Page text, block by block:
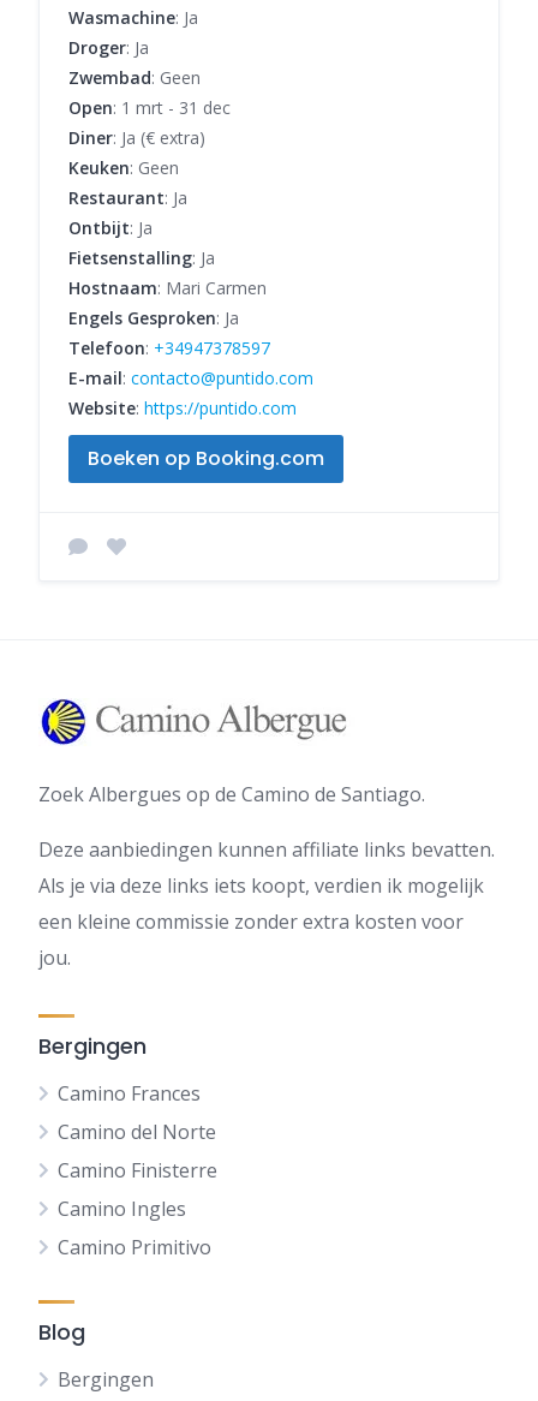
Wasmachine: Ja
Droger: Ja
Zwembad: Geen
Open: 1 mrt - 31 dec
Diner: Ja (€ extra)
Keuken: Geen
Restaurant: Ja
Ontbijt: Ja
Fietsenstalling: Ja
Hostnaam: Mari Carmen
Engels Gesproken: Ja
Telefoon: +34947378597
E-mail: contacto@puntido.com
Website: https://puntido.com
Boeken op Booking.com
Zoek Albergues op de Camino de Santiago.
Deze aanbiedingen kunnen affiliate links bevatten.
Als je via deze links iets koopt, verdien ik mogelijk
een kleine commissie zonder extra kosten voor
jou.
Bergingen
Camino Frances
Camino del Norte
Camino Finisterre
Camino Ingles
Camino Primitivo
Blog
Bergingen